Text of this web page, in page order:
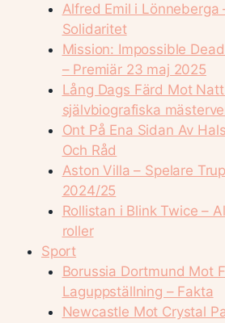
Alfred Emil i Lönneberga
Solidaritet
Mission: Impossible
– Premiär 23 maj 2025
Lång Dags Färd Mot Natt
självbiografiska
Ont På Ena Sidan Av
Och Råd
Aston Villa – Spelare
2024/25
Rollistan i Blink Twice –
roller
Sport
Borussia Dortmund Mot
Laguppställning – Fakta
Newcastle Mot Crystal